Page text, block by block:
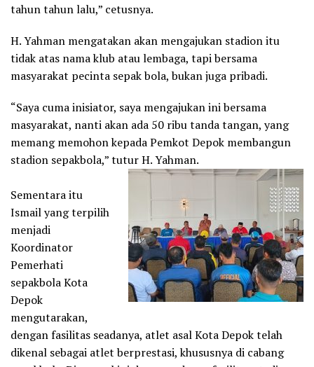
tahun tahun lalu,” cetusnya.
H. Yahman mengatakan akan mengajukan stadion itu
tidak atas nama klub atau lembaga, tapi bersama
masyarakat pecinta sepak bola, bukan juga pribadi.
“Saya cuma inisiator, saya mengajukan ini bersama
masyarakat, nanti akan ada 50 ribu tanda tangan, yang
memang memohon kepada Pemkot Depok membangun
stadion sepakbola,” tutur H. Yahman.
Sementara itu
Ismail yang terpilih
menjadi
Koordinator
Pemerhati
sepakbola Kota
Depok
mengutarakan,
dengan fasilitas seadanya, atlet asal Kota Depok telah
dikenal sebagai atlet berprestasi, khususnya di cabang